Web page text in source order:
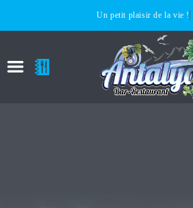
Un petit plaisir de la vie !